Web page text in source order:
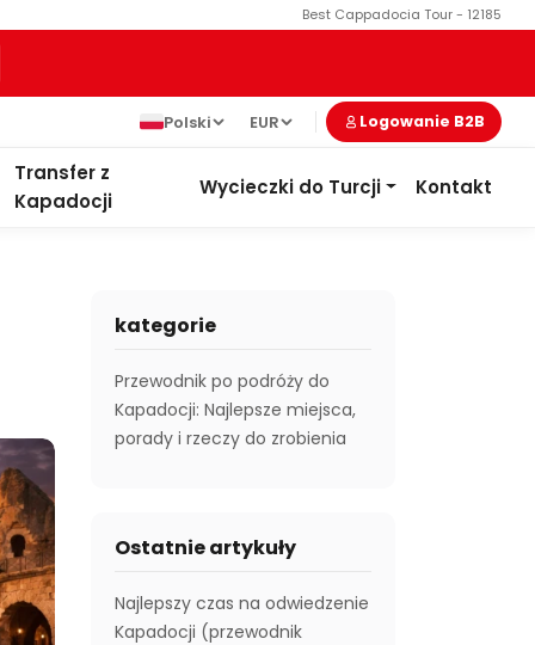
Best Cappadocia Tour - 12185
Polski EUR Logowanie B2B
Transfer z
Kapadocji
Wycieczki do Turcji Kontakt
kategorie
Przewodnik po podróży do
Kapadocji: Najlepsze miejsca,
porady i rzeczy do zrobienia
Ostatnie artykuły
Najlepszy czas na odwiedzenie
Kapadocji (przewodnik